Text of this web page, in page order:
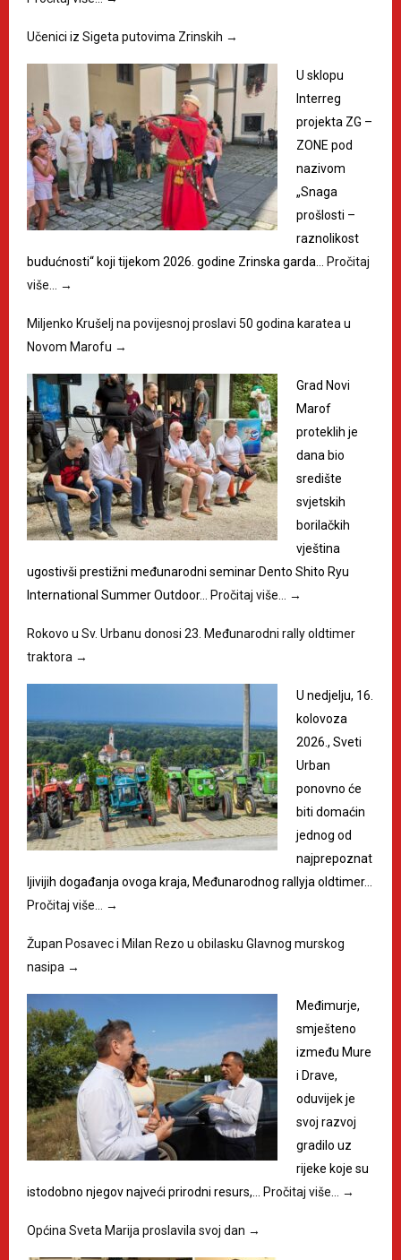
Učenici iz Sigeta putovima Zrinskih →
U sklopu
Interreg
projekta ZG –
ZONE pod
nazivom
„Snaga
prošlosti –
raznolikost
budućnosti“ koji tijekom 2026. godine Zrinska garda…
Pročitaj
više…
→
Miljenko Krušelj na povijesnoj proslavi 50 godina karatea u
Novom Marofu →
Grad Novi
Marof
proteklih je
dana bio
središte
svjetskih
borilačkih
vještina
ugostivši prestižni međunarodni seminar Dento Shito Ryu
International Summer Outdoor…
Pročitaj više… →
Rokovo u Sv. Urbanu donosi 23. Međunarodni rally oldtimer
traktora →
U nedjelju, 16.
kolovoza
2026., Sveti
Urban
ponovno će
biti domaćin
jednog od
najprepoznat
ljivijih događanja ovoga kraja, Međunarodnog rallyja oldtimer…
Pročitaj više…
→
Župan Posavec i Milan Rezo u obilasku Glavnog murskog
nasipa →
Međimurje,
smješteno
između Mure
i Drave,
oduvijek je
svoj razvoj
gradilo uz
rijeke koje su
istodobno njegov najveći prirodni resurs,…
Pročitaj više… →
Općina Sveta Marija proslavila svoj dan →